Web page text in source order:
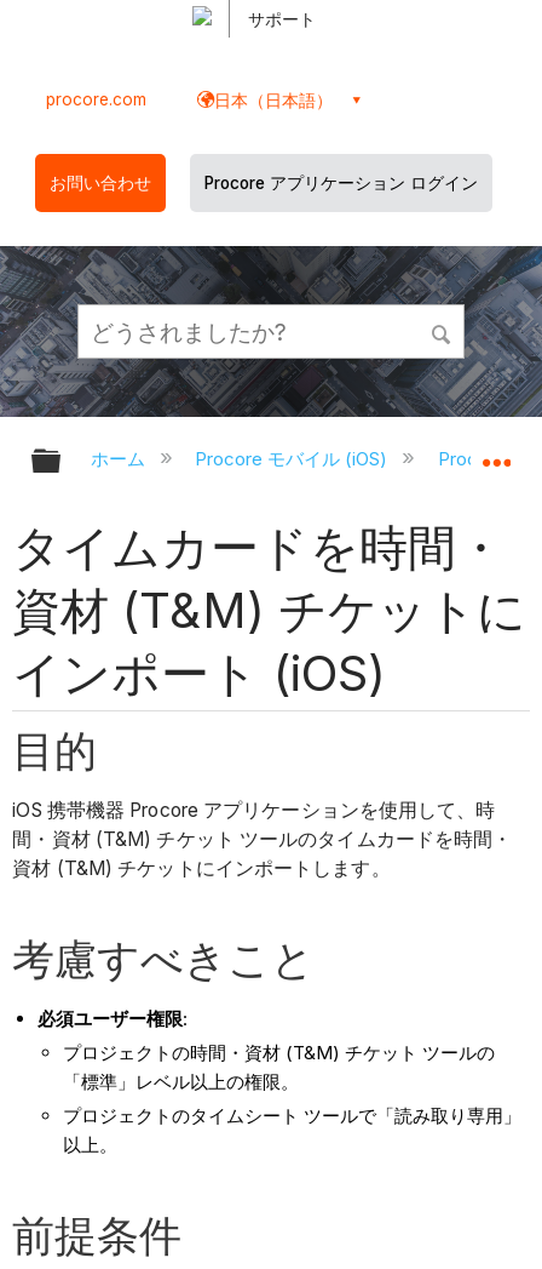
サポート
procore.com 日本（日本語）
お問い合わせ Procore アプリケーション ログイン
グローバル階層を展開/折りたたむ
ホーム Procore モバイル (iOS) Procore
タイムカードを時間・
資材 (T&M) チケットに
インポート (iOS)
目的
iOS 携帯機器 Procore アプリケーションを使用して、時
間・資材 (T&M) チケット ツールのタイムカードを時間・
資材 (T&M) チケットにインポートします。
考慮すべきこと
必須ユーザー権限:
プロジェクトの時間・資材 (T&M) チケット ツールの
「標準」レベル以上の権限。
プロジェクトのタイムシート ツールで「読み取り専用」
以上。
前提条件